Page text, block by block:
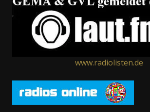
www.radiolisten.de